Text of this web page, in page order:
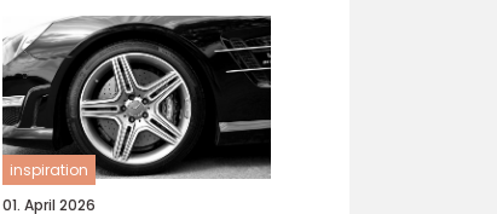
inspiration
01. April 2026